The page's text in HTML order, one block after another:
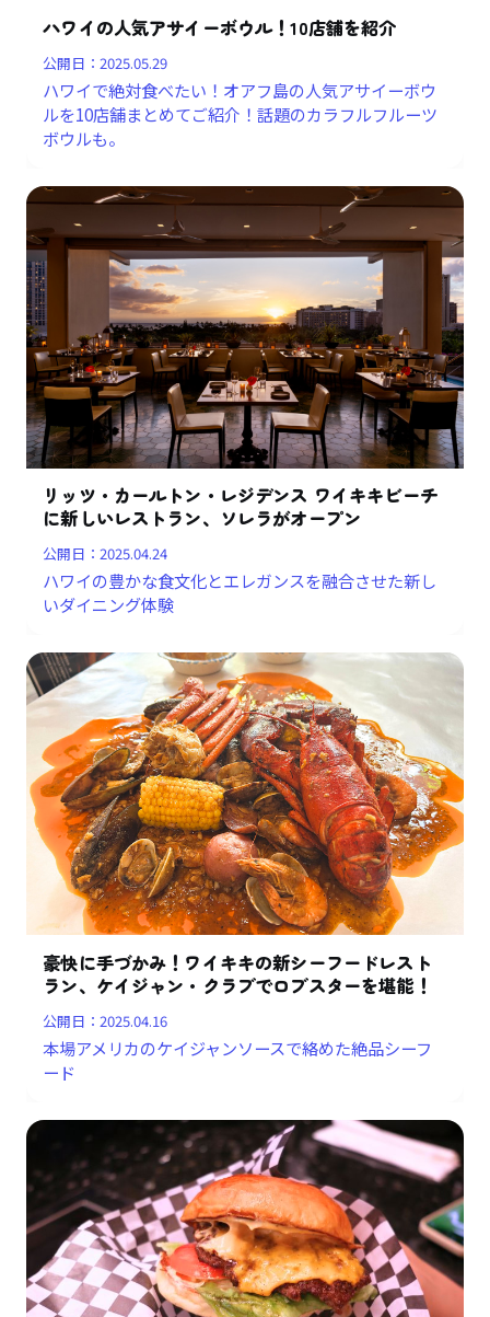
ハワイの人気アサイーボウル！10店舗を紹介
公開日：2025.05.29
ハワイで絶対食べたい！オアフ島の人気アサイーボウ
ルを10店舗まとめてご紹介！話題のカラフルフルーツ
ボウルも。
リッツ・カールトン・レジデンス ワイキキビーチ
に新しいレストラン、ソレラがオープン
公開日：2025.04.24
ハワイの豊かな食文化とエレガンスを融合させた新し
いダイニング体験
豪快に手づかみ！ワイキキの新シーフードレスト
ラン、ケイジャン・クラブでロブスターを堪能！
公開日：2025.04.16
本場アメリカのケイジャンソースで絡めた絶品シーフ
ード